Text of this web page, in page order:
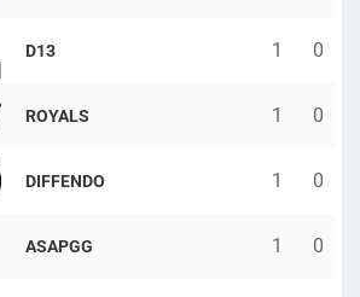
D13 1 0
ROYALS 1 0
DIFFENDO 1 0
ASAPGG 1 0